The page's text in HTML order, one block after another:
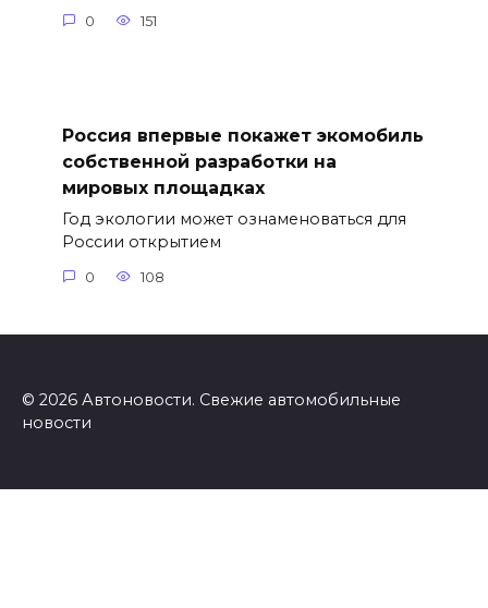
0 151
Россия впервые покажет экомобиль
собственной разработки на
мировых площадках
Год экологии может ознаменоваться для
России открытием
0 108
© 2026 Автоновости. Свежие автомобильные
новости